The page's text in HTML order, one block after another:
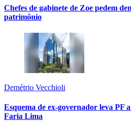
Chefes de gabinete de Zoe pedem
patrimônio
Demétrio Vecchioli
Esquema de ex-governador leva PF
Faria Lima